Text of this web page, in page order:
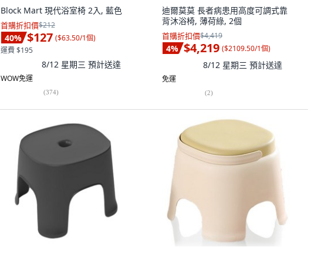
Block Mart 現代浴室椅 2入, 藍色
首購折扣價$212
40% $127 ($63.50/1個)
運費 $195
8/12 星期三 預計送達
WOW免運
(374)
迪爾莫莫 長者病患用高度可調式靠
背沐浴椅, 薄荷綠, 2個
首購折扣價$4,419
4% $4,219 ($2109.50/1個)
8/12 星期三 預計送達
免運
(2)